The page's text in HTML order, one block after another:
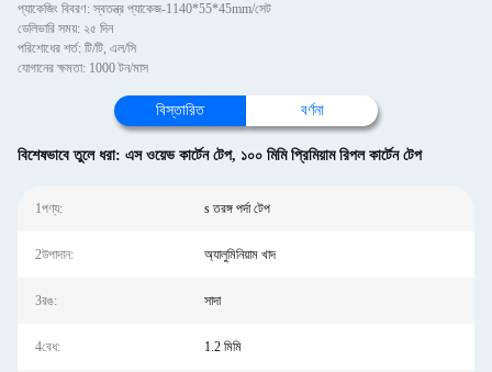
প্যাকেজিং বিবরণ: স্বতন্ত্র প্যাকেজ-1140*55*45mm/সেট
ডেলিভারি সময়: ২৫ দিন
পরিশোধের শর্ত: টি/টি, এল/সি
যোগানের ক্ষমতা: 1000 টন/মাস
বিস্তারিত বর্ণনা
বিশেষভাবে তুলে ধরা: এস ওয়েভ কার্টেন টেপ, ১০০ মিমি প্রিমিয়াম রিপল কার্টেন টেপ
1পণ্য: s তরঙ্গ পর্দা টেপ
2উপাদান: অ্যালুমিনিয়াম খাদ
3রঙ: সাদা
4বেধ: 1.2 মিমি